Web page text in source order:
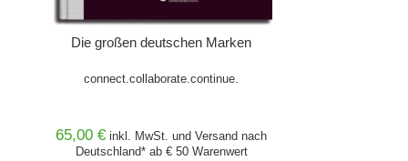
Die großen deutschen Marken
connect.collaborate.continue.
65,00 € inkl. MwSt. undVersand nach
Deutschland* ab € 50 Warenwert